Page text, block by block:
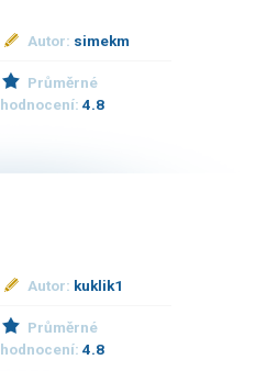
Autor: simekm
Průměrné
hodnocení:4.8
Autor: kuklik1
Průměrné
hodnocení:4.8